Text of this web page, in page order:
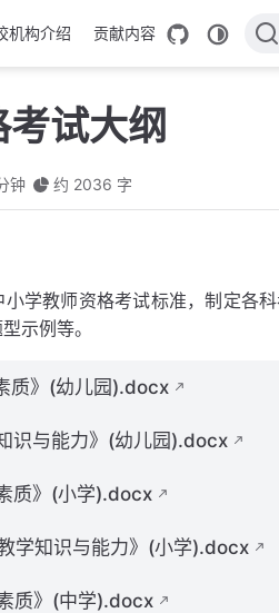
机构介绍 贡献内容
试大纲
钟 约 2036 字
学教师资格考试标准，制定各
示例等。
质》(幼儿园).docx
识与能力》(幼儿园).docx
质》(小学).docx
学知识与能力》(小学).docx
质》(中学).docx